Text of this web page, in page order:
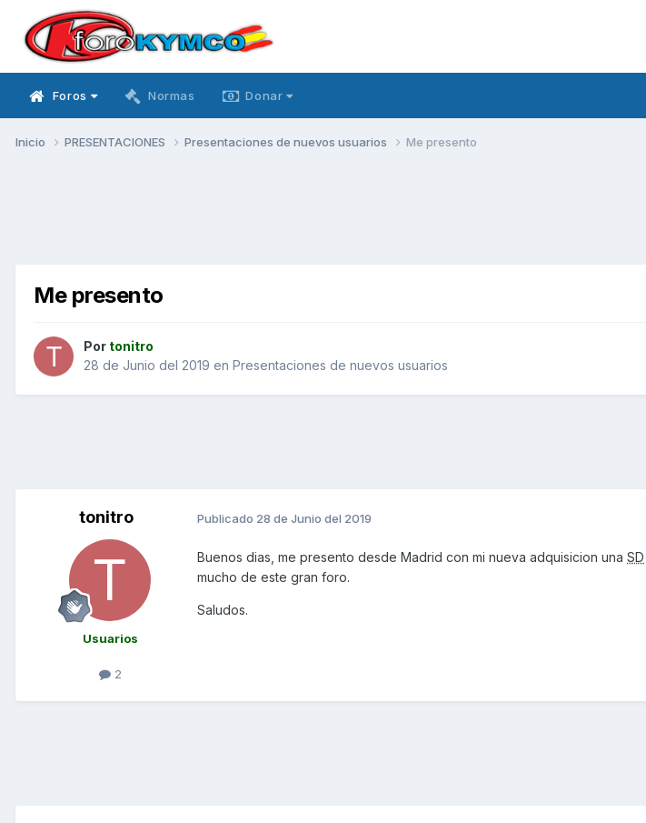
Foros Normas Donar
Inicio PRESENTACIONES Presentaciones de nuevos usuarios Me presento
Me presento
Por tonitro
28 de Junio del 2019 en Presentaciones de nuevos usuarios
tonitro
Usuarios
2
Publicado 28 de Junio del 2019
Buenos dias, me presento desde Madrid con mi nueva adquisicion una SD
mucho de este gran foro.
Saludos.